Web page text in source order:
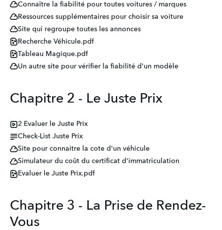
Connaître la fiabilité pour toutes voitures / marques
Ressources supplémentaires pour choisir sa voiture
Site qui regroupe toutes les annonces
Recherche Véhicule.pdf
Tableau Magique.pdf
Un autre site pour vérifier la fiabilité d'un modèle
Chapitre 2 - Le Juste Prix
2 Evaluer le Juste Prix
Check-List Juste Prix
Site pour connaitre la cote d'un véhicule
Simulateur du coût du certificat d'immatriculation
Evaluer le Juste Prix.pdf
Chapitre 3 - La Prise de Rendez-
Vous